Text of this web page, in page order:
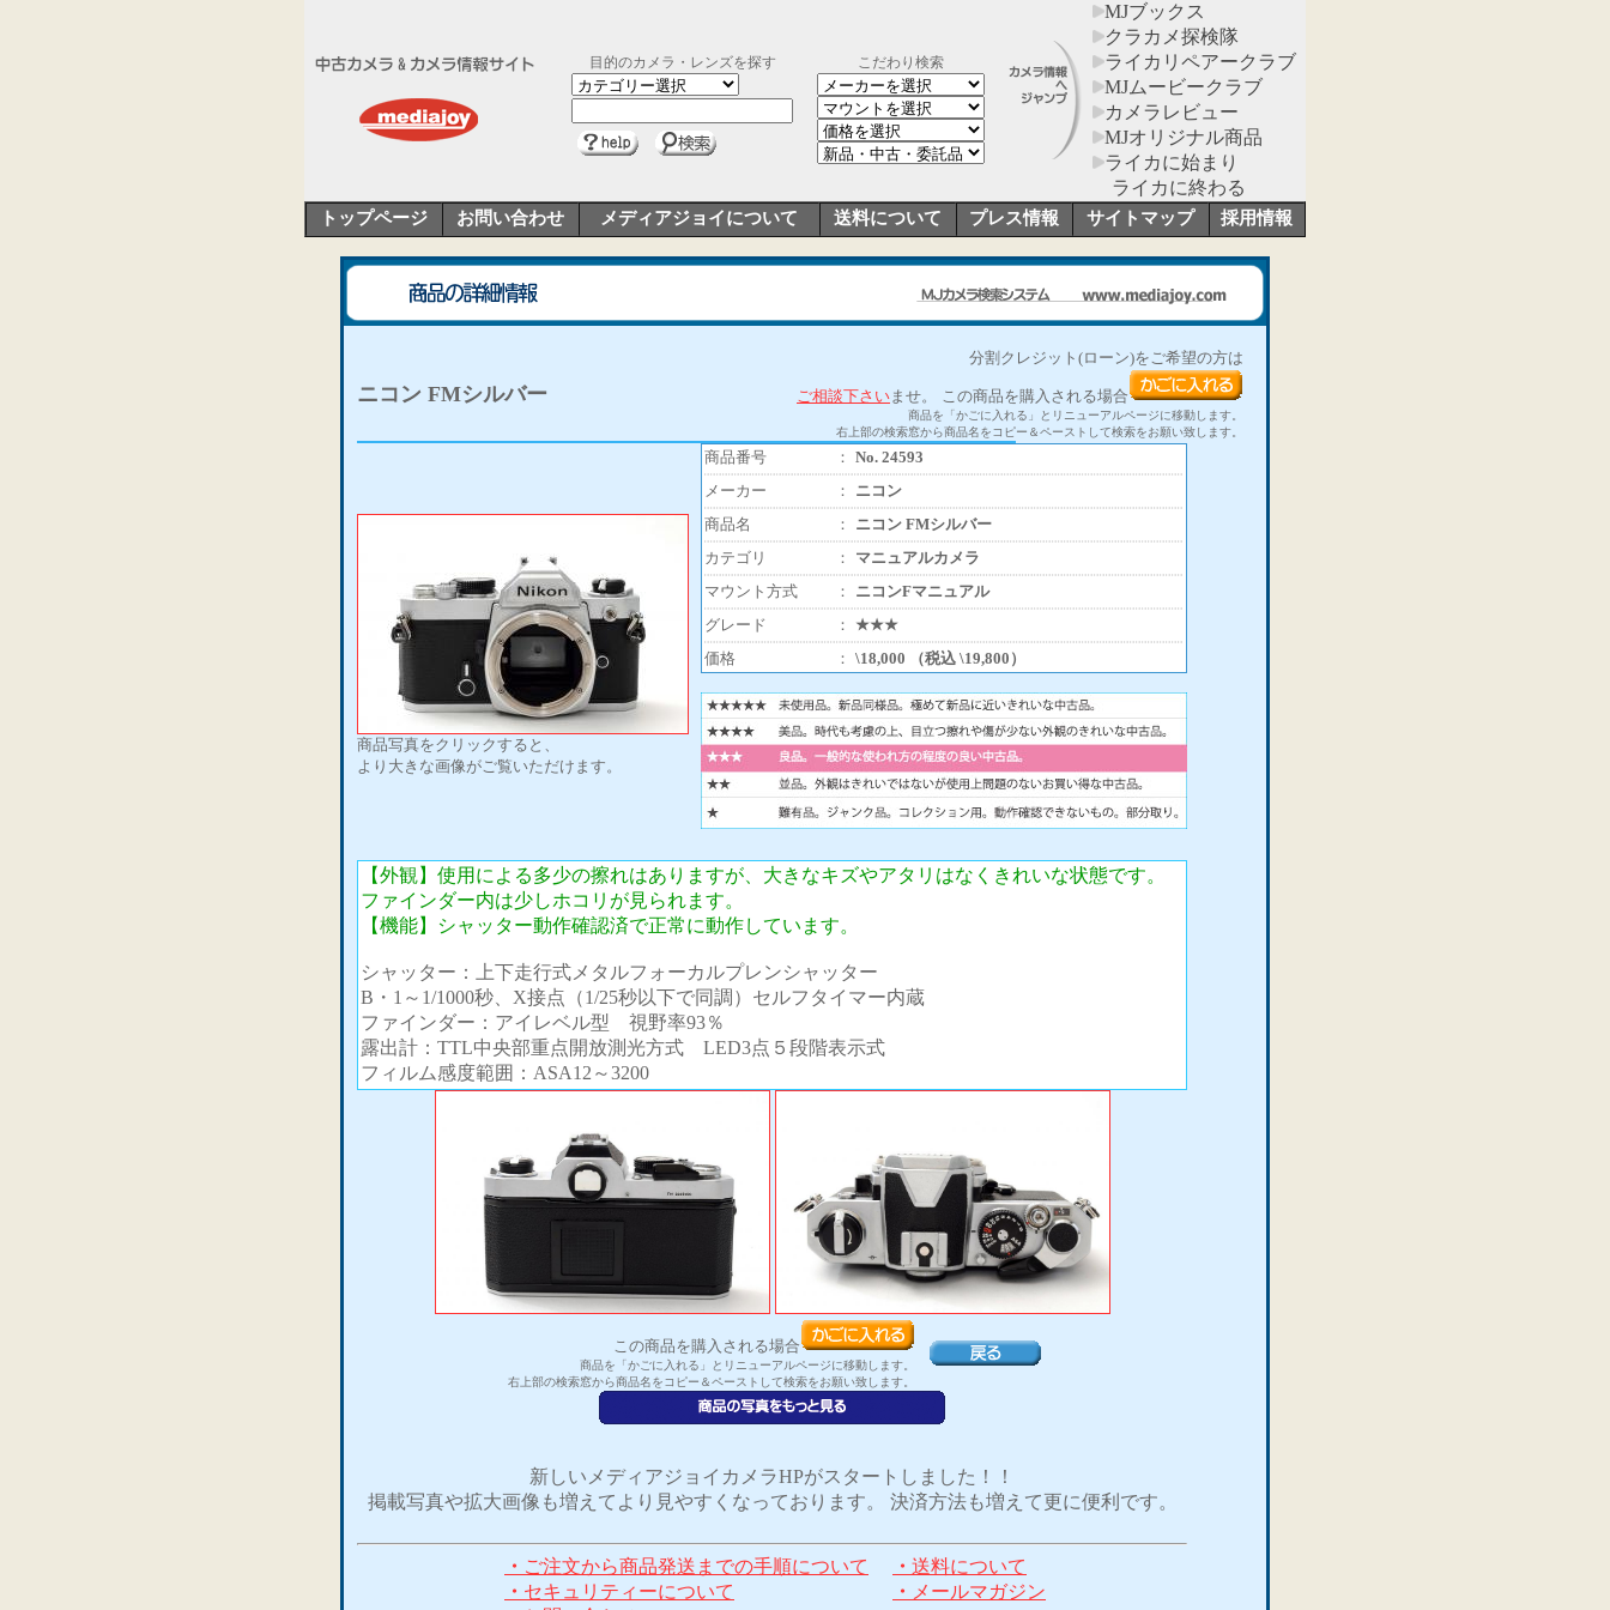
目的のカメラ・レンズを探す こだわり検索
MJブックス
クラカメ探検隊
ライカリペアークラブ
MJムービークラブ
カメラレビュー
MJオリジナル商品
ライカに始まり
ライカに終わる
トップページ お問い合わせ メディアジョイについて 送料について プレス情報 サイトマップ 採用情報
ニコン FMシルバー
分割クレジット(ローン)をご希望の方は
ご相談下さいませ。 この商品を購入される場合
商品を「かごに入れる」とリニューアルページに移動します。
右上部の検索窓から商品名をコピー＆ペーストして検索をお願い致します。
商品写真をクリックすると、
より大きな画像がご覧いただけます。
商品番号 ： No. 24593
メーカー
：
ニコン
商品名
：
ニコン FMシルバー
カテゴリ
：
マニュアルカメラ
マウント方式
：
ニコンFマニュアル
グレード
： ★★★
価格
： \18,000 （税込 \19,800）
【外観】使用による多少の擦れはありますが、大きなキズやアタリはなくきれいな状態です。
ファインダー内は少しホコリが見られます。
【機能】シャッター動作確認済で正常に動作しています。
シャッター：上下走行式メタルフォーカルプレンシャッター
B・1～1/1000秒、X接点（1/25秒以下で同調）セルフタイマー内蔵
ファインダー：アイレベル型 視野率93％
露出計：TTL中央部重点開放測光方式 LED3点５段階表示式
フィルム感度範囲：ASA12～3200
この商品を購入される場合
商品を「かごに入れる」とリニューアルページに移動します。
右上部の検索窓から商品名をコピー＆ペーストして検索をお願い致します。
新しいメディアジョイカメラHPがスタートしました！！
掲載写真や拡大画像も増えてより見やすくなっております。 決済方法も増えて更に便利です。
・ ご注文から商品発送までの手順について ・ 送料について
・ セキュリティーについて ・ メールマガジン